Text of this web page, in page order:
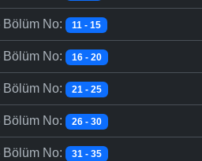
Bölüm No: 11 - 15
Bölüm No: 16 - 20
Bölüm No: 21 - 25
Bölüm No: 26 - 30
Bölüm No: 31 - 35